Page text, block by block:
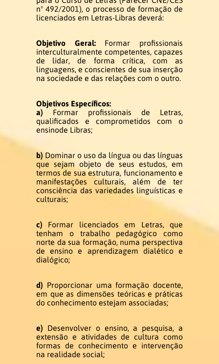
Gestão do curso
Coordenação e Comissão
Ex-coordenadores
Colegiado do Curso
Núcleo Docente Estruturante
Docentes
Ensino de Libras
Linguística da Libras
Ex – Docentes e Ex – Técnico
Acadêmica
Estrutura Curricular
Matriz Curricular
nº 492/2001), o processo de formação de
licenciados em Letras-Libras deverá:
Objetivo Geral:Formar profissionais
interculturalmente competentes, capazes
de lidar, de forma crítica, com as
linguagens, e conscientes de sua inserção
na sociedade e das relações com o outro.
Objetivos Específicos:
a) Formar profissionais de Letras,
qualificados e comprometidos com o
ensinode Libras;
b) Dominar o uso da língua ou das línguas
que sejam objeto de seus estudos, em
termos de sua estrutura, funcionamento e
manifestações culturais, além de ter
consciência das variedades linguísticas e
culturais;
c) Formar licenciados em Letras, que
tenham o trabalho pedagógico como
norte da sua formação, numa perspectiva
de ensino e aprendizagem dialético e
dialógico;
d) Proporcionar uma formação docente,
em que as dimensões teóricas e práticas
do conhecimento estejam associadas;
e) Desenvolver o ensino, a pesquisa, a
extensão e atividades de cultura como
formas de conhecimento e intervenção
na realidade social;